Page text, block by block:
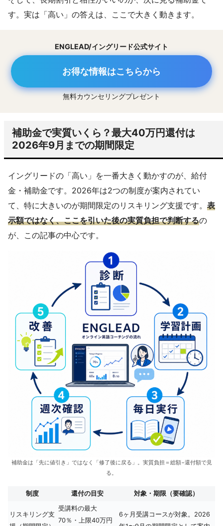
す。実は「高い」の答えは、ここで大きく動きます。
ENGLEAD/イングリード公式サイト
お得な情報はこちらから
無料カウンセリングプレゼント
補助金で実質いくら？最大40万円還付は
2026年9月までの期間限定
イングリードの「高い」を一番大きく動かすのが、給付
金・補助金です。2026年は2つの制度が案内されてい
て、特に大きいのが期間限定のリスキリング支援です。 表
示額ではなく、ここを引いた後の実質負担で判断するの
が、この記事の中心です。
補助金は「先に値引き」ではなく「修了後に戻る」。実質負担＝総額−還付額で見
る。
制度 還付の目安 対象・期限（要確認）
リスキリング支
受講料の最大
70％・上限40万円
6ヶ月受講コースが対象。2026